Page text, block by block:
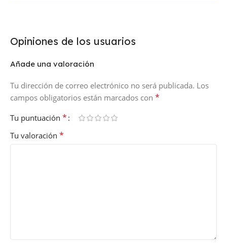
Opiniones de los usuarios
Añade una valoración
Tu dirección de correo electrónico no será publicada. Los
campos obligatorios están marcados con *
Tu puntuación *
Tu valoración *